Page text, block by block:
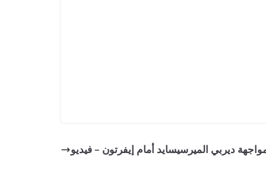
ديربي الميرسيسايد أمام إيفرتون – فيديو